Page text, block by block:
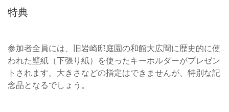
特典
参加者全員には、旧岩崎邸庭園の和館大広間に歴史的に使
われた壁紙（下張り紙）を使ったキーホルダーがプレゼン
トされます。大きさなどの指定はできませんが、特別な記
念品となるでしょう。